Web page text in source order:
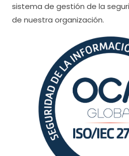
sistema de gestión de la
de nuestra organización.